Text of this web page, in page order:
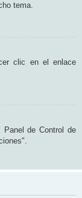
tema.
clic en el enlace
Panel de Control de